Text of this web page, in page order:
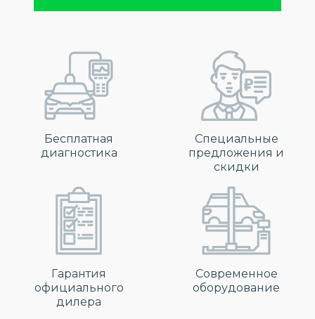
Бесплатная
диагностика
Специальные
предложения и
скидки
Гарантия
официального
дилера
Современное
оборудование